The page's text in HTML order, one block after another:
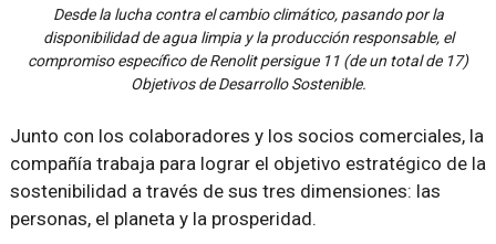
Desde la lucha contra el cambio climático, pasando por la
disponibilidad de agua limpia y la producción responsable, el
compromiso específico de Renolit persigue 11 (de un total de 17)
Objetivos de Desarrollo Sostenible.
Junto con los colaboradores y los socios comerciales, la
compañía trabaja para lograr el objetivo estratégico de la
sostenibilidad a través de sus tres dimensiones: las
personas, el planeta y la prosperidad.